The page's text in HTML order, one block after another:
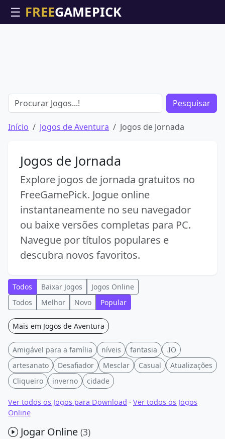
☰
Pesquisar
Início Jogos de Aventura Jogos de Jornada
Jogos de Jornada
Explore jogos de jornada gratuitos no
FreeGamePick. Jogue online
instantaneamente no seu navegador
ou baixe versões completas para PC.
Navegue por títulos populares e
descubra novos favoritos.
Todos Baixar Jogos
Jogos Online
Todos
Melhor Novo Popular
Mais em Jogos de Aventura
Amigável para a família níveis fantasia
.IO
artesanato
Desafiador Mesclar Casual
Atualizações
Cliqueiro
inverno cidade
Ver todos os Jogos para Download · Ver todos os Jogos
Online
Jogar Online (3)